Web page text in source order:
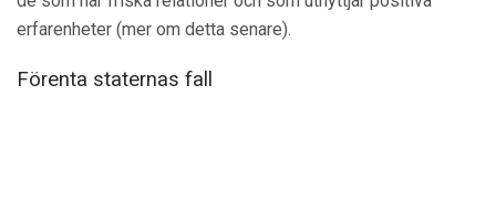
erfarenheter (mer om detta senare).
Förenta staternas fall